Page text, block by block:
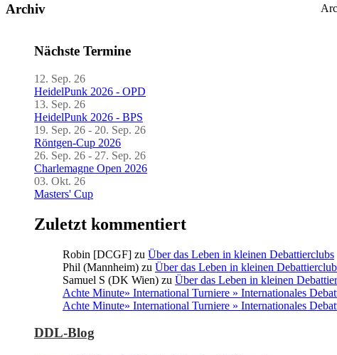
Archiv
Nächste Termine
12. Sep. 26
HeidelPunk 2026 - OPD
13. Sep. 26
HeidelPunk 2026 - BPS
19. Sep. 26 - 20. Sep. 26
Röntgen-Cup 2026
26. Sep. 26 - 27. Sep. 26
Charlemagne Open 2026
03. Okt. 26
Masters' Cup
Zuletzt kommentiert
Robin [DCGF] zu Über das Leben in kleinen Debattierclubs
Phil (Mannheim) zu Über das Leben in kleinen
Samuel S (DK Wien) zu Über das Leben in kleinen
Achte Minute» International Turniere » Internationales
Achte Minute» International Turniere » Internationales
DDL-Blog